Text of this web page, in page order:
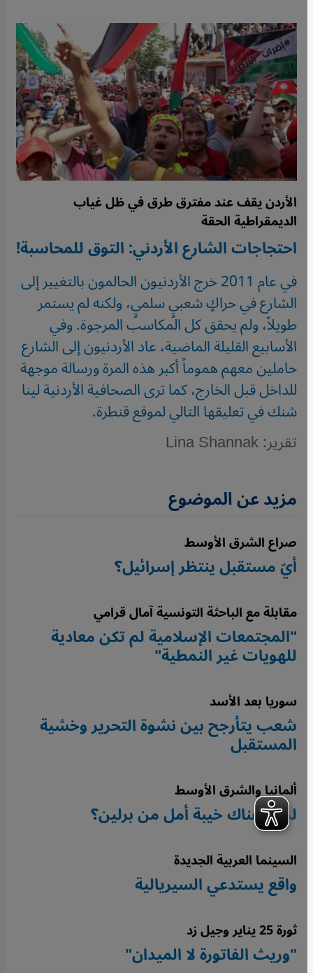
الأردن يقف عند مفترق طرق في ظل غياب
الديمقراطية الحقة
احتجاجات الشارع الأردني: التوق للمحاسبة!
في عام 2011 خرج الأردنيون الحالمون بالتغيير إلى
الشارع في حراكٍ شعبيٍ سلميٍ، ولكنه لم يستمر
طويلاً، ولم يحقق كل المكاسب المرجوة. وفي
الأسابيع القليلة الماضية، عاد الأردنيون إلى الشارع
حاملين معهم هموماً أكبر هذه المرة ورسالة موجهة
للداخل قبل الخارج، كما ترى الصحافية الأردنية لينا
شنك في تعليقها التالي لموقع قنطرة.
تقرير: Lina Shannak
مزيد عن الموضوع
صراع الشرق الأوسط
أيّ مستقبل ينتظر إسرائيل؟
مقابلة مع الباحثة التونسية آمال قرامي
"المجتمعات الإسلامية لم تكن معادية
للهويات غير النمطية"
سوريا بعد الأسد
شعب يتأرجح بين نشوة التحرير وخشية
المستقبل
ألمانيا والشرق الأوسط
لماذا هناك خيبة أمل من برلين؟
السينما العربية الجديدة
واقع يستدعي السيريالية
ثورة 25 يناير وجيل زد
"وريث الفاتورة لا الميدان"